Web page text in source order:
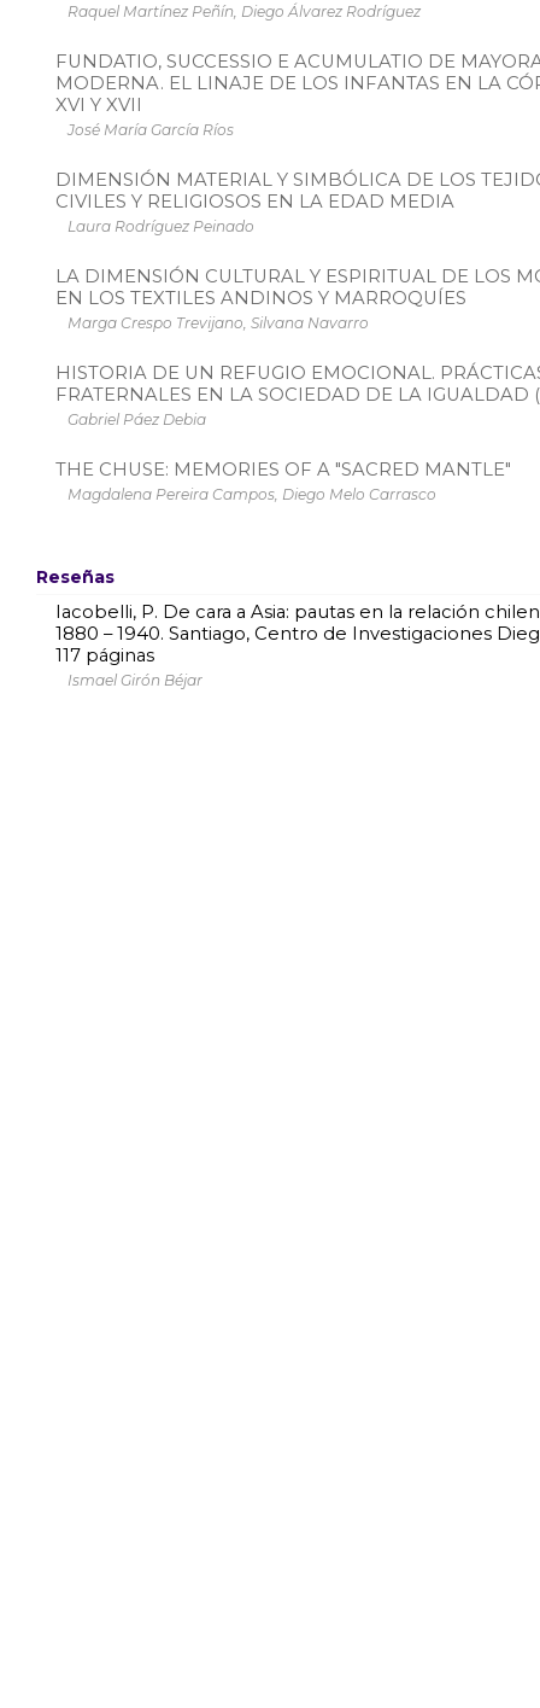
Raquel Martínez Peñín, Diego Álvarez Rodríguez
FUNDATIO, SUCCESSIO E ACUMULATIO DE
MODERNA. EL LINAJE DE LOS INFANTAS EN LA
XVI Y XVII
José María García Ríos
DIMENSIÓN MATERIAL Y SIMBÓLICA DE LOS
CIVILES Y RELIGIOSOS EN LA EDAD MEDIA
Laura Rodríguez Peinado
LA DIMENSIÓN CULTURAL Y ESPIRITUAL DE LOS
EN LOS TEXTILES ANDINOS Y MARROQUÍES
Marga Crespo Trevijano, Silvana Navarro
HISTORIA DE UN REFUGIO EMOCIONAL.
FRATERNALES EN LA SOCIEDAD DE LA IGUALDAD
Gabriel Páez Debia
THE CHUSE: MEMORIES OF A "SACRED MANTLE"
Magdalena Pereira Campos, Diego Melo Carrasco
Reseñas
Iacobelli, P. De cara a Asia: pautas en la relación
1880 – 1940. Santiago, Centro de Investigaciones
117 páginas
Ismael Girón Béjar